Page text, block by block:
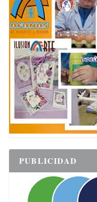
PUBLICIDAD